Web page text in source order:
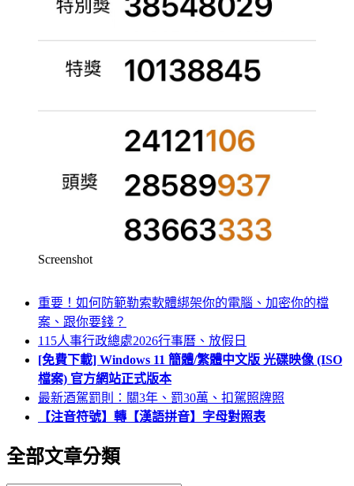
Screenshot
重要！如何防範勒索軟體綁架你的電腦、加密你的檔
案、跟你要錢？
115人事行政總處2026行事曆、放假日
[免費下載] Windows 11 簡體/繁體中文版 光碟映像 (ISO
檔案) 官方網站正式版本
最新酒駕罰則：關3年、罰30萬、扣駕照牌照
【注音符號】轉【漢語拼音】字母對照表
全部文章分類